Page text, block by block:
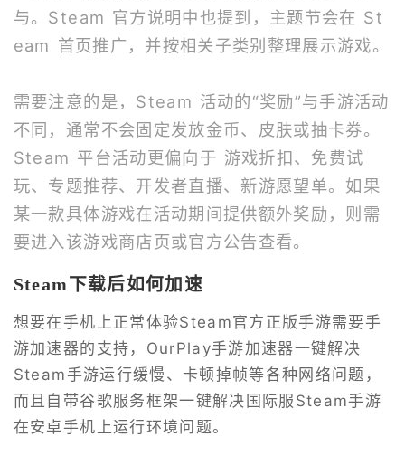
与。Steam 官方说明中也提到，主题节会在 St
eam 首页推广，并按相关子类别整理展示游戏。
需要注意的是，Steam 活动的“奖励”与手游活动
不同，通常不会固定发放金币、皮肤或抽卡券。
Steam 平台活动更偏向于 游戏折扣、免费试
玩、专题推荐、开发者直播、新游愿望单。如果
某一款具体游戏在活动期间提供额外奖励，则需
要进入该游戏商店页或官方公告查看。
Steam下载后如何加速
想要在手机上正常体验Steam官方正版手游需要手
游加速器的支持，OurPlay手游加速器一键解决
Steam手游运行缓慢、卡顿掉帧等各种网络问题，
而且自带谷歌服务框架一键解决国际服Steam手游
在安卓手机上运行环境问题。